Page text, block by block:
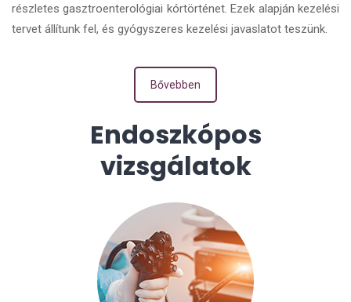
részletes gasztroenterológiai kórtörténet. Ezek alapján kezelési
tervet állítunk fel, és gyógyszeres kezelési javaslatot teszünk.
Bővebben
Endoszkópos
vizsgálatok